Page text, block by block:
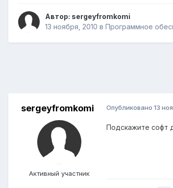
Автор: sergeyfromkomi
13 ноября, 2010 в Программное
sergeyfromkomi
Активный участник
Опубликовано 13
Подскажите софт